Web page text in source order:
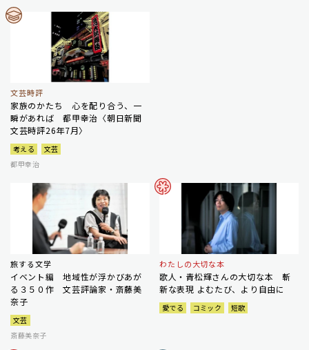
文芸時評
家族のかたち 心を配り合う、一
瞬があれば 都甲幸治〈朝日新聞
文芸時評26年7月〉
考える
文芸
都甲幸治
旅する文学
イベント編 地域性が浮かびあが
る３５０作 文芸評論家・斎藤美
奈子
文芸
斎藤美奈子
わたしの大切な本
歌人・青松輝さんの大切な本 斬
新な表現 よむたび、より自由に
愛でる コミック 短歌